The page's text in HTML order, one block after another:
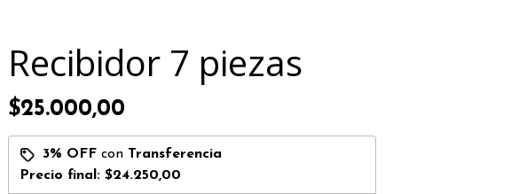
Recibidor 7 piezas
$25.000,00
3% OFFcon Transferencia
Precio final: $24.250,00